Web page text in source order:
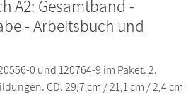
A2: Gesamtband -
- Arbeitsbuch und
0 und 120764-9 im Paket. 2.
CD. 29,7 cm / 21,1 cm / 2,4 cm